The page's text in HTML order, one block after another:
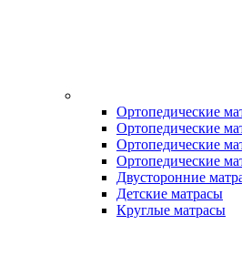
Ортопедические
Ортопедические
Ортопедические
Ортопедические
Двусторонние
Детские матрасы
Круглые матрасы